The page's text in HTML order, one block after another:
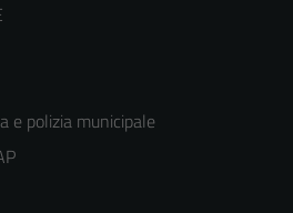
e polizia municipale